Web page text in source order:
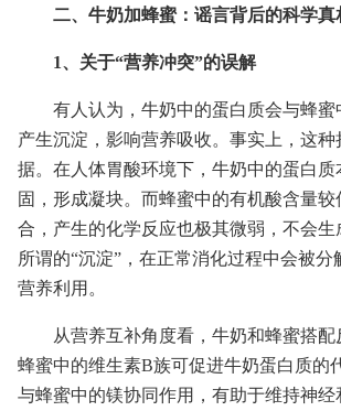
二、牛奶加蜂蜜：谣言背后的科学真
1、关于“营养冲突”的误解
有人认为，牛奶中的蛋白质会与蜂蜜
产生沉淀，影响营养吸收。事实上，这种
据。在人体胃酸环境下，牛奶中的蛋白质
固，形成凝块。而蜂蜜中的有机酸含量
合，产生的化学反应也极其微弱，不会
所谓的“沉淀”，在正常消化过程中会被分
营养利用。
从营养互补角度看，牛奶和蜂蜜搭配
蜂蜜中的维生素B族可促进牛奶蛋白质的
与蜂蜜中的镁协同作用，有助于维持神经